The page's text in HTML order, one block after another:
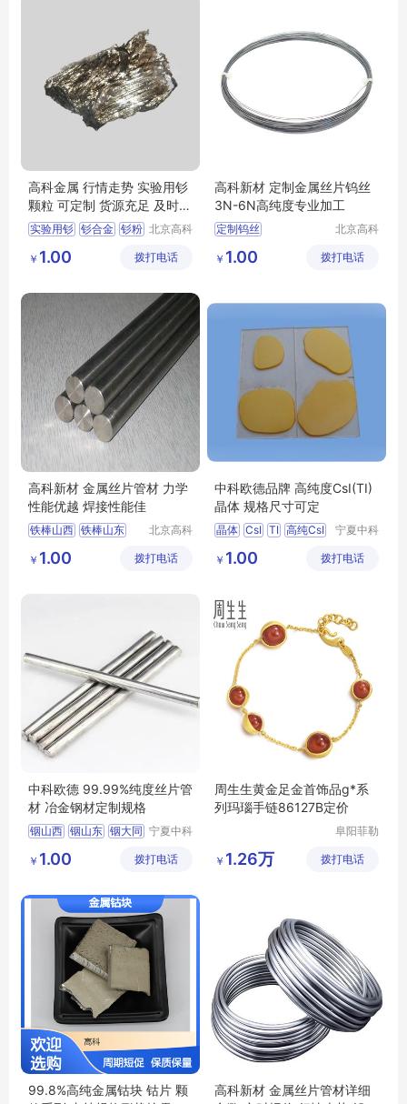
高科金属 行情走势 实验用钐
颗粒 可定制 货源充足 及时发
货
实验用钐 钐合金 钐粉 北京高科
技有限公
￥ 1.00 拨打电话
高科新材 定制金属丝片钨丝
3N-6N高纯度专业加工
定制钨丝
高纯钨丝
北京高科
技有限公
￥ 1.00 拨打电话
高科新材 金属丝片管材 力学
性能优越 焊接性能佳
铁棒山西 铁棒山东
铁棒合肥
北京高科
技有限公
￥ 1.00 拨打电话
中科欧德品牌 高纯度CsI(TI)
晶体 规格尺寸可定
晶体 CsI TI 高纯CsI
宁夏中科
有限公司
￥ 1.00 拨打电话
中科欧德 99.99%纯度丝片管
材 冶金钢材定制规格
铟山西 铟山东 铟大同 宁夏中科
有限公司
￥ 1.00 拨打电话
周生生黄金足金首饰品g*系
列玛瑙手链86127B定价
阜阳菲勒
公司
￥ 1.26万 拨打电话
99.8%高纯金属钴块 钴片 颗
高科新材 金属丝片管材详细